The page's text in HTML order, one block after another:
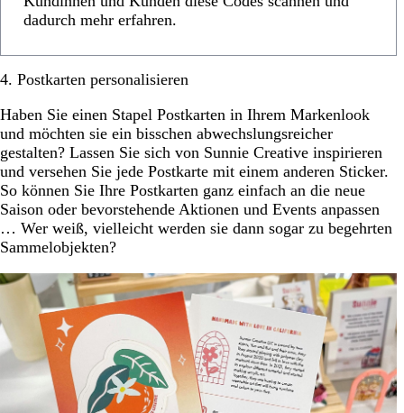
dadurch mehr erfahren.
4. Postkarten personalisieren
Haben Sie einen Stapel Postkarten in Ihrem Markenlook
und möchten sie ein bisschen abwechslungsreicher
gestalten? Lassen Sie sich von Sunnie Creative inspirieren
und versehen Sie jede Postkarte mit einem anderen Sticker.
So können Sie Ihre Postkarten ganz einfach an die neue
Saison oder bevorstehende Aktionen und Events anpassen
… Wer weiß, vielleicht werden sie dann sogar zu begehrten
Sammelobjekten?